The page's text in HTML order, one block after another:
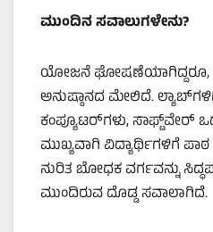
ಮುಂದಿನ ಸವಾಲುಗಳೇನು?
ಯೋಜನೆ ಘೋಷಣೆಯಾಗಿದ್ದರೂ,
ಅನುಷ್ಠಾನದ ಮೇಲಿದೆ.
ಕಂಪ್ಯೂಟರ್‌ಗಳು, ಸಾಫ್ಟ್‌ವೇರ್
ಮುಖ್ಯವಾಗಿ ವಿದ್ಯಾರ್ಥಿಗಳಿಗೆ
ನುರಿತ ಬೋಧಕ ವರ್ಗವನ್ನು
ಮುಂದಿರುವ ದೊಡ್ಡ ಸವಾಲಾಗಿದೆ.